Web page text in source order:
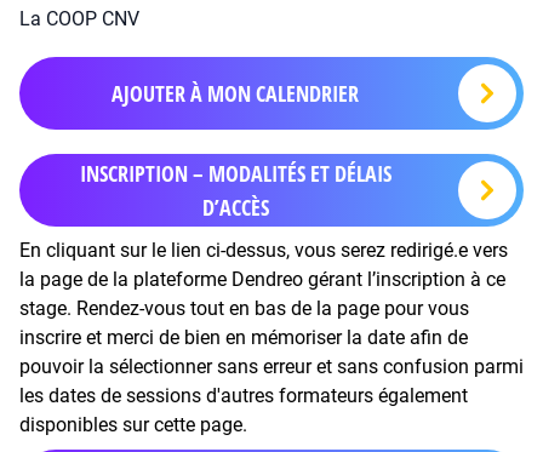
La COOP CNV
AJOUTER À MON CALENDRIER
INSCRIPTION – MODALITÉS ET DÉLAIS
D’ACCÈS
En cliquant sur le lien ci-dessus, vous serez redirigé.e vers
la page de la plateforme Dendreo gérant l’inscription à ce
stage. Rendez-vous tout en bas de la page pour vous
inscrire et merci de bien en mémoriser la date afin de
pouvoir la sélectionner sans erreur et sans confusion parmi
les dates de sessions d'autres formateurs également
disponibles sur cette page.